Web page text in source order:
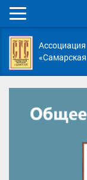
Мобильное
меню